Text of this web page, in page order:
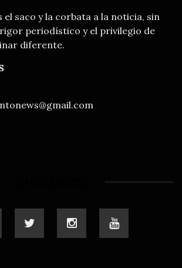
el saco y la corbata a la noticia, sin
periodístico y el privilegio de
diferente.